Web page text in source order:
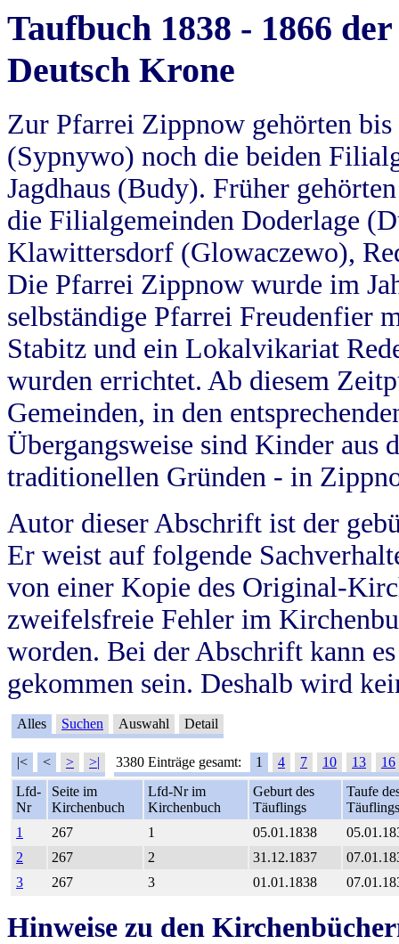
Taufbuch 1838 - 1866
Deutsch Krone
Zur Pfarrei Zippnow gehörten
(Sypnywo) noch die beiden
Jagdhaus (Budy). Früher
die Filialgemeinden Doderlage
Klawittersdorf (Glowaczewo),
Die Pfarrei Zippnow wurde im
selbständige Pfarrei Freudenfier
Stabitz und ein Lokalvikariat
wurden errichtet. Ab diesem
Gemeinden, in den
Übergangsweise sind Kinder aus
traditionellen Gründen - in
Autor dieser Abschrift ist der
Er weist auf folgende
von einer Kopie des Original-
zweifelsfreie Fehler im
worden. Bei der Abschrift kann
gekommen sein. Deshalb wird
Alles Suchen Auswahl Detail
|< < > >| 3380 Einträge gesamt: 1 4 7 10 13
16
Lfd-
Nr
Seite im
Kirchenbuch
Lfd-Nr im
Kirchenbuch
Geburt des
Täuflings
Taufe
Täuflings
1
267 1 05.01.1838
2
267 2 31.12.1837
3
267 3 01.01.1838
Hinweise zu den